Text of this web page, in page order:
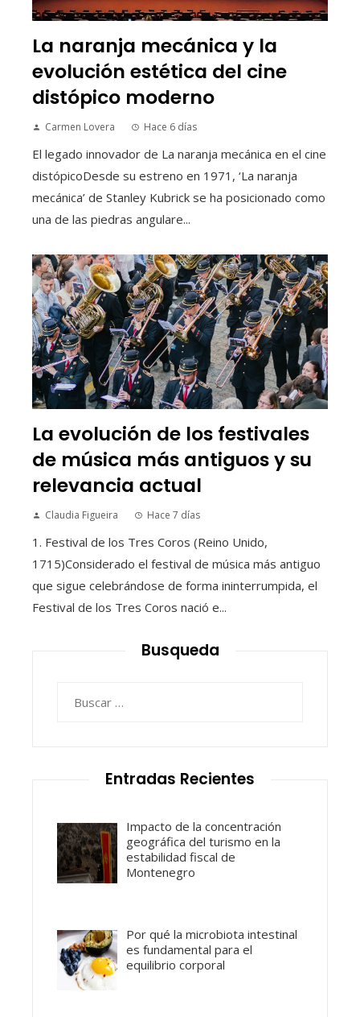
La naranja mecánica y la
evolución estética del cine
distópico moderno
Carmen Lovera Hace 6 días
El legado innovador de La naranja mecánica en el cine
distópicoDesde su estreno en 1971, ‘La naranja
mecánica’ de Stanley Kubrick se ha posicionado como
una de las piedras angulare...
La evolución de los festivales
de música más antiguos y su
relevancia actual
Claudia Figueira Hace 7 días
1. Festival de los Tres Coros (Reino Unido,
1715)Considerado el festival de música más antiguo
que sigue celebrándose de forma ininterrumpida, el
Festival de los Tres Coros nació e...
Busqueda
Entradas Recientes
Impacto de la concentración
geográfica del turismo en la
estabilidad fiscal de
Montenegro
Por qué la microbiota intestinal
es fundamental para el
equilibrio corporal